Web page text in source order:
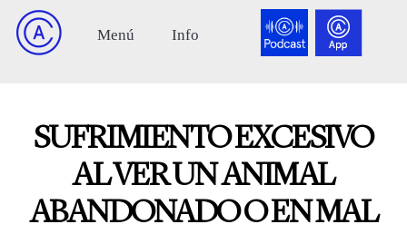
SUFRIMIENTO EXCESIVO
AL VER UN ANIMAL
ABANDONADO O EN MAL